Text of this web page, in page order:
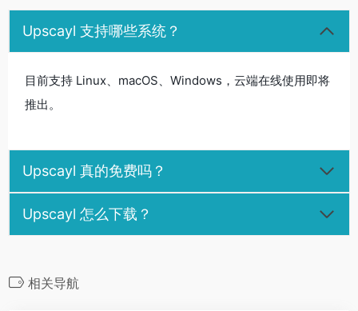
Upscayl 支持哪些系统？
目前支持 Linux、macOS、Windows，云端在线使用即将
推出。
Upscayl 真的免费吗？
Upscayl 怎么下载？
相关导航